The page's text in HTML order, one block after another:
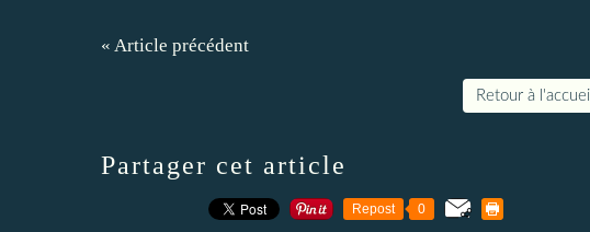
« Article précédent
Retour à l'accueil
Partager cet article
Repost 0